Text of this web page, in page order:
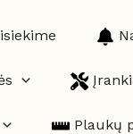
Plaukų